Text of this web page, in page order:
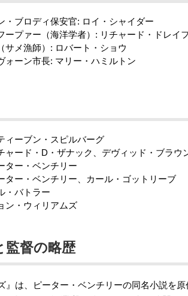
・ブロディ保安官: ロイ・シャイダー
ープァー（海洋学者）: リチャード・ドレイ
サメ漁師）: ロバート・ショウ
ォーン市長: マリー・ハミルトン
ィーブン・スピルバーグ
ャード・D・ザナック、デヴィッド・ブラウ
ター・ベンチリー
ター・ベンチリー、カール・ゴットリーブ
・バトラー
ン・ウィリアムズ
監督の略歴
』は、ピーター・ベンチリーの同名小説を